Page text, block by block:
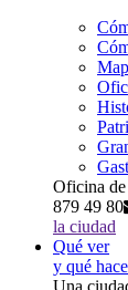
Oficina
879 49 80
la ciudad
Qué ver
y qué